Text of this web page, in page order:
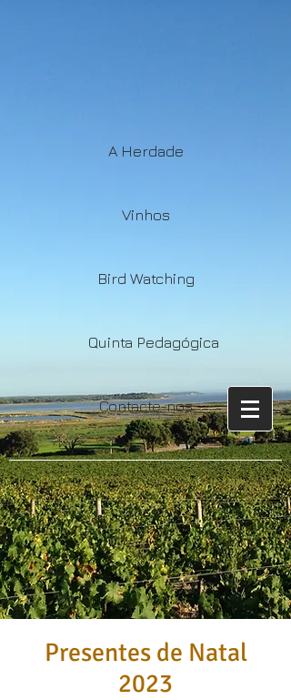
A Herdade
Vinhos
Bird Watching
Quinta Pedagógica
Contacte-nos
Presentes de Natal
2023